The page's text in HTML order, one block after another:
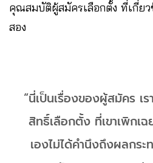
คุณสมบัติผู้สมัครเลือกตั้ง ที่เกี่ย
สอง
“นี่เป็นเรื่องของผู้สมัคร เ
สิทธิ์เลือกตั้ง ที่เขาเพิก
เองไม่ได้คำนึงถึงผลกร